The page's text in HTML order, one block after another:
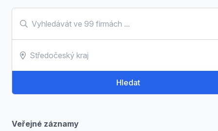
Hledat
Veřejné záznamy